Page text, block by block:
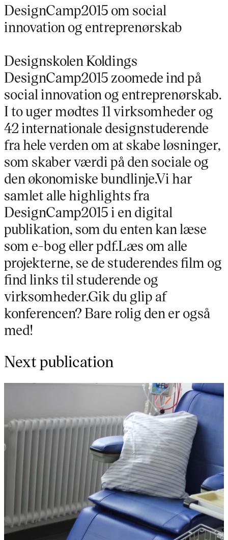
DesignCamp2015 om social
innovation og entreprenørskab
Designskolen Koldings
DesignCamp2015 zoomede ind på
social innovation og entreprenørskab.
I to uger mødtes 11 virksomheder og
42 internationale designstuderende
fra hele verden om at skabe løsninger,
som skaber værdi på den sociale og
den økonomiske bundlinje.Vi har
samlet alle highlights fra
DesignCamp2015 i en digital
publikation, som du enten kan læse
som e-bog eller pdf.Læs om alle
projekterne, se de studerendes film og
find links til studerende og
virksomheder.Gik du glip af
konferencen? Bare rolig den er også
med!
Next publication